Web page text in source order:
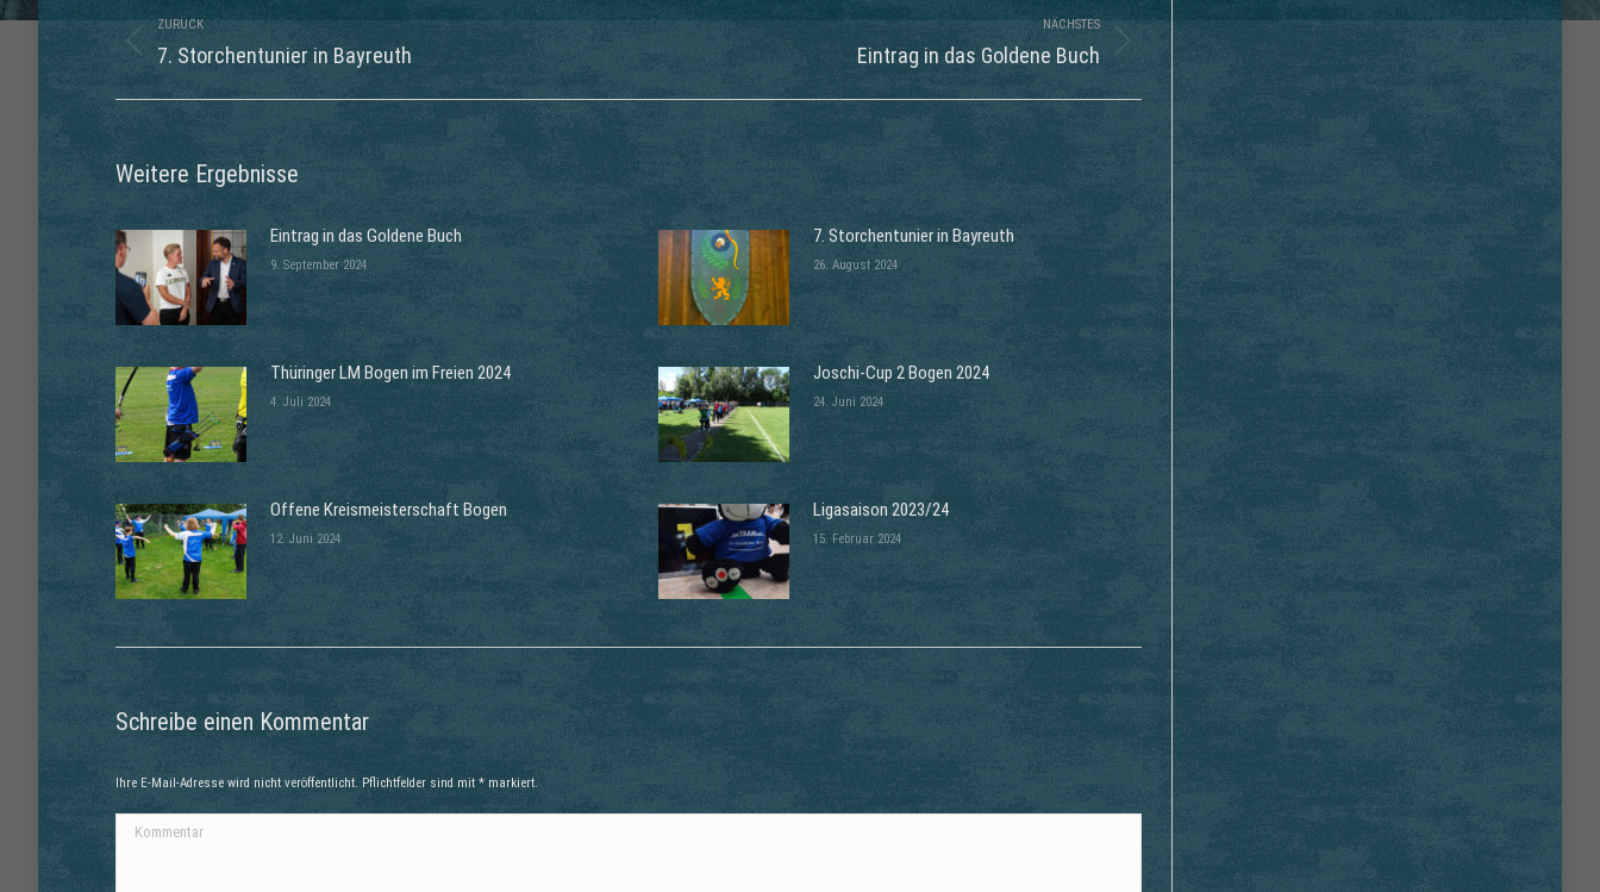
ZURÜCK
Vorheriger
7. Storchentunier in Bayreuth
NÄCHSTES
Eintrag in das Goldene Buch
Weitere Ergebnisse
Eintrag in das Goldene Buch
9. September 2024
7. Storchentunier in Bayreuth
26. August 2024
Thüringer LM Bogen im Freien 2024
4. Juli 2024
Joschi-Cup 2 Bogen 2024
24. Juni 2024
Offene Kreismeisterschaft Bogen
12. Juni 2024
Ligasaison 2023/24
15. Februar 2024
Schreibe einen Kommentar
Ihre E-Mail-Adresse wird nicht veröffentlicht. Pflichtfelder sind mit * markiert.
Kommentar